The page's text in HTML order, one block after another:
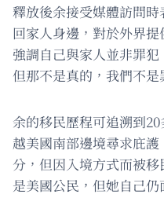
釋放後余接受媒體訪問
回家人身邊，對於外界
強調自己與家人並非罪犯
但那不是真的，我們不是
余的移民歷程可追溯到
越美國南部邊境尋求庇
分，但因入境方式而被
是美國公民，但她自己仍